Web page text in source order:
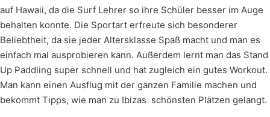
auf Hawaii, da die Surf Lehrer so ihre Schüler besser im Auge
behalten konnte. Die Sportart erfreute sich besonderer
Beliebtheit, da sie jeder Altersklasse Spaß macht und man es
einfach mal ausprobieren kann. Außerdem lernt man das Stand
Up Paddling super schnell und hat zugleich ein gutes Workout.
Man kann einen Ausflug mit der ganzen Familie machen und
bekommt Tipps, wie man zu Ibizas schönsten Plätzen gelangt.